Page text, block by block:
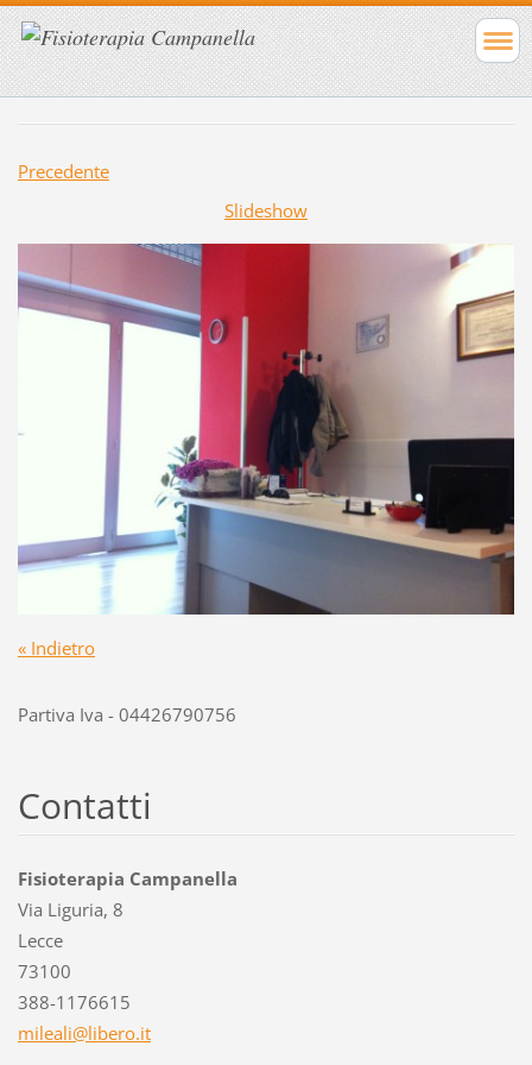
Precedente
Slideshow
« Indietro
Partiva Iva - 04426790756
Contatti
Fisioterapia Campanella
Via Liguria, 8
Lecce
73100
388-1176615
mileali@libero.it